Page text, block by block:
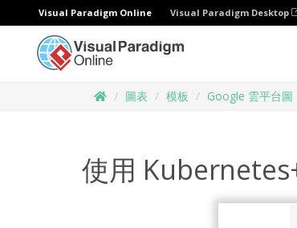
Visual Paradigm Online Visual Paradigm Desktop
圖表 模板 Google 雲平台圖
使用